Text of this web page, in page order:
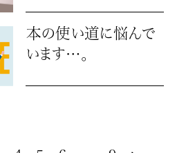
本の使い道に悩んで
います…。